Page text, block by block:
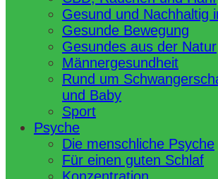
Gesund und Nachhaltig
Gesunde Bewegung
Gesundes aus der Natur
Männergesundheit
Rund um
und Baby
Sport
Psyche
Die menschliche Psyche
Für einen guten Schlaf